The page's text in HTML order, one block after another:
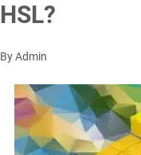
HSL?
By Admin